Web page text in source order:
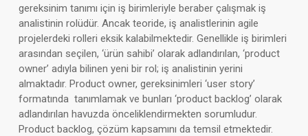
gereksinim tanımı için iş birimleriyle beraber çalışmak iş
analistinin rolüdür. Ancak teoride, iş analistlerinin agile
projelerdeki rolleri eksik kalabilmektedir. Genellikle iş birimleri
arasından seçilen, ‘ürün sahibi’ olarak adlandırılan, ‘product
owner’ adıyla bilinen yeni bir rol; iş analistinin yerini
almaktadır. Product owner, gereksinimleri ‘user story’
formatında tanımlamak ve bunları ‘product backlog’ olarak
adlandırılan havuzda önceliklendirmekten sorumludur.
Product backlog, çözüm kapsamını da temsil etmektedir.